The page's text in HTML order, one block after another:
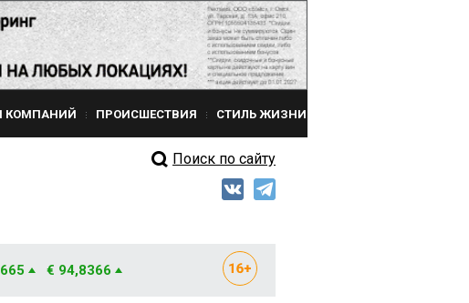
КОМПАНИЙ ПРОИСШЕСТВИЯ СТИЛЬ ЖИЗНИ
Поиск по сайту
€ 94,8366